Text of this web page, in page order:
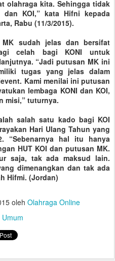
olahraga kita. Sehingga tidak
dan KOI,” kata Hifni kepada
Rabu (11/3/2015).
MK sudah jelas dan bersifat
celah bagi KONI untuk
“Jadi putusan MK ini
tugas yang jelas dalam
Kami menilai ini putusan
lembaga KONI dan KOI,
misi,” tuturnya.
salah satu kado bagi KOI
Hari Ulang Tahun yang
“Sebenarnya hal itu hanya
HUT KOI dan putusan MK.
saja, tak ada maksud lain.
dimenangkan dan tak ada
Hifmi. (Jordan)
oleh Olahraga Online
Umum